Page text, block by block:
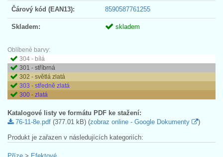
Čárový kód (EAN13): 8590587761255
Skladem: skladem
Oblíbené barvy:
304 - bílá
301 - stříbrná
302 - světlá zlatá
303 - středně zlatá
300 - zlatá
Katalogové listy ve formátu PDF ke stažení:
76-11-8e.pdf (377.01 kB) (zobraz online - Google Dokumenty )
Produkt je zařazen v následujících kategoriích:
Příze > Efektové